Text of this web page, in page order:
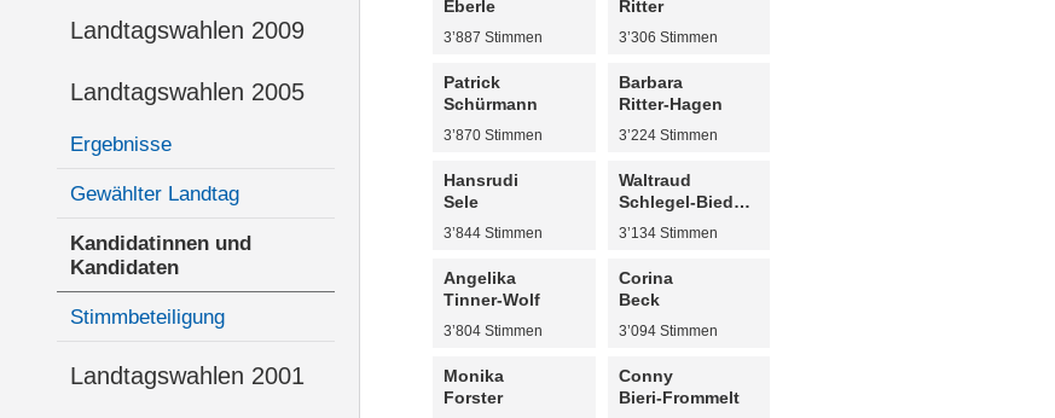
Landtagswahlen 2009
Landtagswahlen 2005
Ergebnisse
Gewählter Landtag
Kandidatinnen und
Kandidaten
Stimmbeteiligung
Landtagswahlen 2001
Eberle
3’887 Stimmen
Patrick
Schürmann
3’870 Stimmen
Hansrudi
Sele
3’844 Stimmen
Angelika
Tinner-Wolf
3’804 Stimmen
Monika
Forster
Ritter
3’306 Stimmen
Barbara
Ritter-Hagen
3’224 Stimmen
Waltraud
Schlegel-Biedermann
3’134 Stimmen
Corina
Beck
3’094 Stimmen
Conny
Bieri-Frommelt